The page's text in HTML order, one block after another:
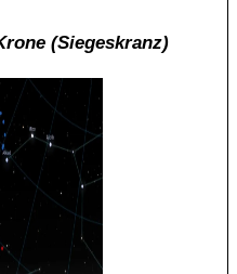
(Siegeskranz)